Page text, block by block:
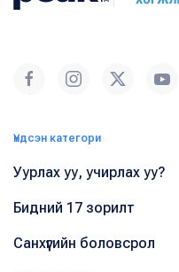
Үндсэн категори
Уурлах уу, учирлах уу?
Бидний 17 зорилт
Санхүүгийн боловсрол